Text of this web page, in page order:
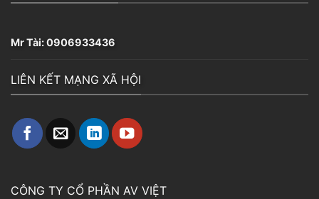
Mr Tài:0906933436
LIÊN KẾT MẠNG XÃ HỘI
CÔNG TY CỔ PHẦN AV VIỆT